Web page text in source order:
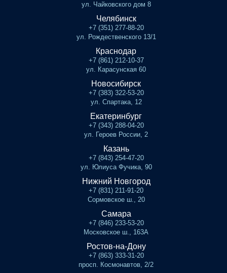
ул. Чайковского дом 8
Челябинск
+7 (351) 277-88-20
ул. Рождественского 13/1
Краснодар
+7 (861) 212-10-37
ул. Карасунская 60
Новосибирск
+7 (383) 322-53-20
ул. Спартака, 12
Екатеринбург
+7 (343) 288-04-20
ул. Героев России, 2
Казань
+7 (843) 254-47-20
ул. Юлиуса Фучика, 90
Нижний Новгород
+7 (831) 211-91-20
Сормовское ш., 20
Самара
+7 (846) 233-53-20
Московское ш., 163А
Ростов-на-Дону
+7 (863) 333-31-20
просп. Космонавтов, 2/2